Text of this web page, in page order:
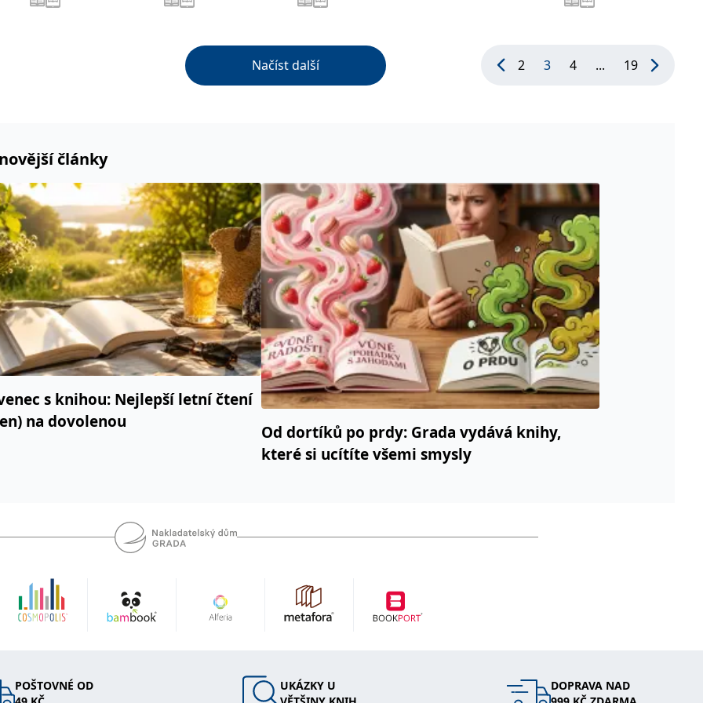
Načíst další 2 3 4 ... 19
články
s knihou: Nejlepší letní čtení
na dovolenou
Od dortíků po prdy: Grada vydává knihy,
které si ucítíte všemi smysly
POŠTOVNÉ OD
UKÁZKY U
DOPRAVA NAD